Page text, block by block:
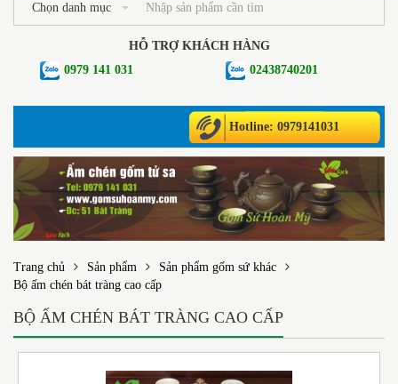
Chọn danh mục
HỖ TRỢ KHÁCH HÀNG
0979 141 031
02438740201
Hotline: 0979141031
Trang chủ Sản phẩm
Sản phẩm gốm sứ khác
Bộ ấm chén bát tràng cao cấp
BỘ ẤM CHÉN BÁT TRÀNG CAO CẤP